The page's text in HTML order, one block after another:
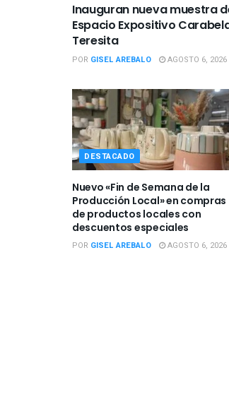
Inauguran nueva muestra
Espacio Expositivo
Teresita
POR GISEL AREBALO AGOSTO 6, 2026
DESTACADO
Nuevo «Fin de Semana de la
Producción Local» en compras
de productos locales con
descuentos especiales
POR GISEL AREBALO AGOSTO 6, 2026